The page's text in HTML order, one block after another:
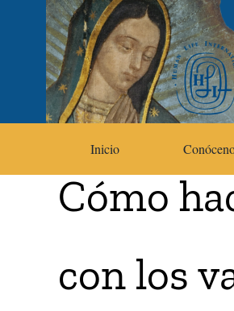
Inicio
Cómo
con los